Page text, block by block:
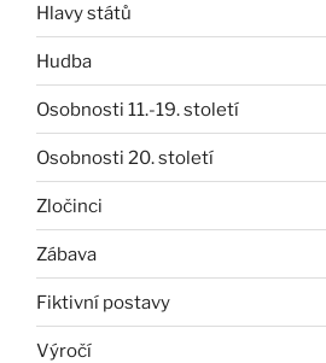
Hlavy států
Hudba
Osobnosti 11.-19. století
Osobnosti 20. století
Zločinci
Zábava
Fiktivní postavy
Výročí